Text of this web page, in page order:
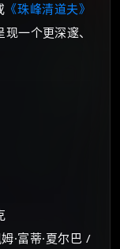
《珠峰清道夫》
一个更深邃、
·富蒂·夏尔巴 /